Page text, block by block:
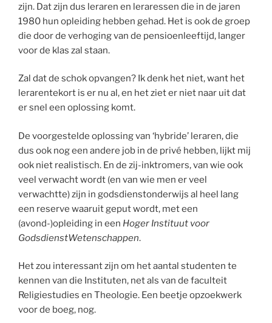
zijn. Dat zijn dus leraren en leraressen die in de jaren
1980 hun opleiding hebben gehad. Het is ook de groep
die door de verhoging van de pensioenleeftijd, langer
voor de klas zal staan.
Zal dat de schok opvangen? Ik denk het niet, want het
lerarentekort is er nu al, en het ziet er niet naar uit dat
er snel een oplossing komt.
De voorgestelde oplossing van ‘hybride’ leraren, die
dus ook nog een andere job in de privé hebben, lijkt mij
ook niet realistisch. En de zij-inktromers, van wie ook
veel verwacht wordt (en van wie men er veel
verwachtte) zijn in godsdienstonderwijs al heel lang
een reserve waaruit geput wordt, met een
(avond-)opleiding in een Hoger Instituut voor
GodsdienstWetenschappen.
Het zou interessant zijn om het aantal studenten te
kennen van die Instituten, net als van de faculteit
Religiestudies en Theologie. Een beetje opzoekwerk
voor de boeg, nog.